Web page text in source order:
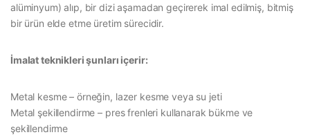
alüminyum) alıp, bir dizi aşamadan geçirerek imal edilmiş, bitmiş
bir ürün elde etme üretim sürecidir.
İmalat teknikleri şunları içerir:
Metal kesme – örneğin, lazer kesme veya su jeti
Metal şekillendirme – pres frenleri kullanarak bükme ve
şekillendirme